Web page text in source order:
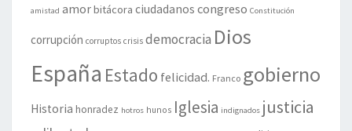
amistad amorbitácora ciudadanos congreso Constitución
corrupción corruptos crisis democracia Dios
España Estado felicidad. Franco gobierno
Historia honradez hotros hunos Iglesia indignados justicia